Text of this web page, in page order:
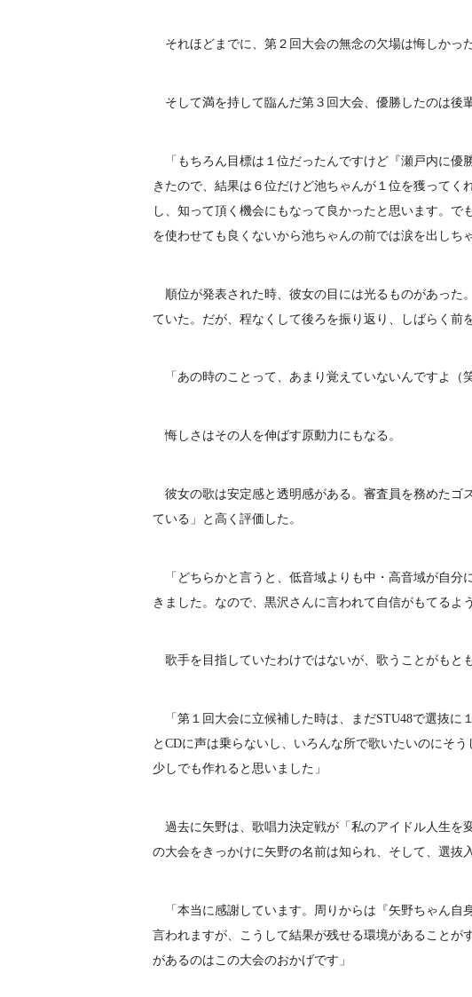
それほどまでに、第２回大会の無念の欠場は悔しかった
そして満を持して臨んだ第３回大会、優勝したのは後
「もちろん目標は１位だったんですけど『瀬戸内に優
きたので、結果は６位だけど池ちゃんが１位を獲ってく
し、知って頂く機会にもなって良かったと思います。
を使わせても良くないから池ちゃんの前では涙を出しち
順位が発表された時、彼女の目には光るものがあった
ていた。だが、程なくして後ろを振り返り、しばらく前
「あの時のことって、あまり覚えていないんですよ（笑
悔しさはその人を伸ばす原動力にもなる。
彼女の歌は安定感と透明感がある。審査員を務めたゴ
ている」と高く評価した。
「どちらかと言うと、低音域よりも中・高音域が自分
きました。なので、黒沢さんに言われて自信がもてるよ
歌手を目指していたわけではないが、歌うことがもと
「第１回大会に立候補した時は、まだSTU48で選抜に
とCDに声は乗らないし、いろんな所で歌いたいのにそ
少しでも作れると思いました」
過去に矢野は、歌唱力決定戦が「私のアイドル人生を
の大会をきっかけに矢野の名前は知られ、そして、選抜
「本当に感謝しています。周りからは『矢野ちゃん自
言われますが、こうして結果が残せる環境があることが
があるのはこの大会のおかげです」